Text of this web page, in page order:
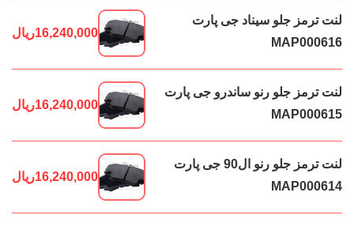
لنت ترمز جلو سیناد جی پارت
MAP000616
16,240,000ریال
لنت ترمز جلو رنو ساندرو جی پارت
MAP000615
16,240,000ریال
لنت ترمز جلو رنو ال90 جی پارت
MAP000614
16,240,000ریال